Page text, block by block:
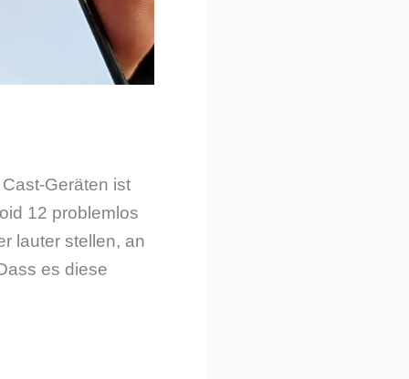
Geräten ist
12 problemlos
lauter stellen, an
es diese